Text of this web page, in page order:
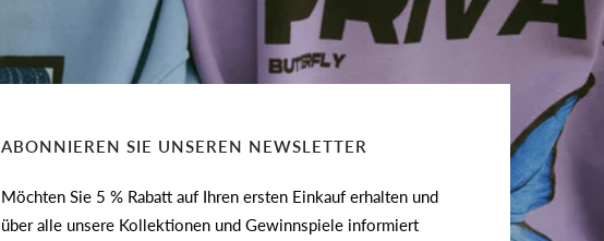
ABONNIEREN SIE UNSEREN NEWSLETTER
Möchten Sie 5 % Rabatt auf Ihren ersten Einkauf erhalten und
über alle unsere Kollektionen und Gewinnspiele informiert